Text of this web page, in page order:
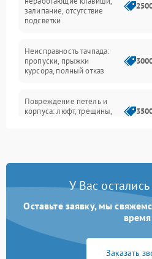
Батарея
Сеть и интернет
залипание, отсутствие
подсветки
Неисправность тачпада:
пропуски, прыжки
курсора, полный отказ
Повреждение петель и
корпуса: люфт, трещины,
быстрая разрядка,
Неисправность зарядного
питания
2000
У Вас
Оставьте заявку, мы
время
Заказать